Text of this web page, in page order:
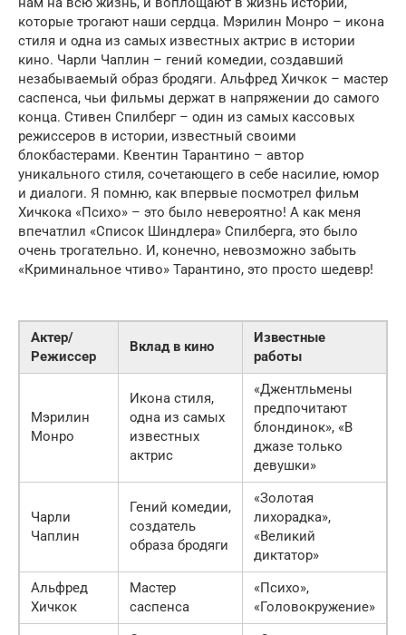
которые трогают наши сердца. Мэрилин Монро – икона
стиля и одна из самых известных актрис в истории
кино. Чарли Чаплин – гений комедии, создавший
незабываемый образ бродяги. Альфред Хичкок – мастер
саспенса, чьи фильмы держат в напряжении до самого
конца. Стивен Спилберг – один из самых кассовых
режиссеров в истории, известный своими
блокбастерами. Квентин Тарантино – автор
уникального стиля, сочетающего в себе насилие, юмор
и диалоги. Я помню, как впервые посмотрел фильм
Хичкока «Психо» – это было невероятно! А как меня
впечатлил «Список Шиндлера» Спилберга, это было
очень трогательно. И, конечно, невозможно забыть
«Криминальное чтиво» Тарантино, это просто шедевр!
Актер/
Режиссер
Вклад в кино
Известные
работы
Мэрилин
Монро
Икона стиля,
одна из самых
известных
актрис
«Джентльмены
предпочитают
блондинок», «В
джазе только
девушки»
Чарли
Чаплин
Гений комедии,
создатель
образа бродяги
«Золотая
лихорадка»,
«Великий
диктатор»
Альфред
Хичкок
Мастер
саспенса
«Психо»,
«Головокружение»